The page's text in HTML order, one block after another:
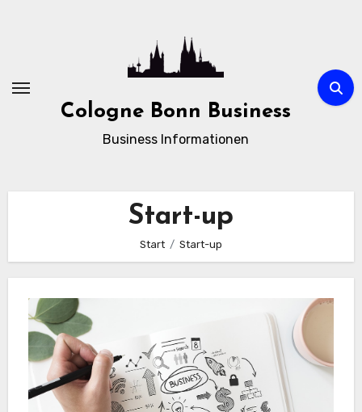
Cologne Bonn Business
Business Informationen
Start-up
Start Start-up